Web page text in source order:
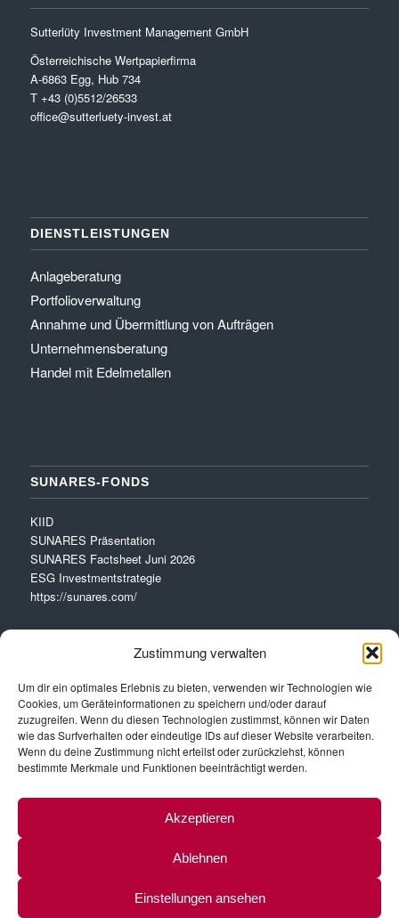
Zustimmung verwalten
Um dir ein optimales Erlebnis zu bieten, verwenden wir Technologien wie
Cookies, um Geräteinformationen zu speichern und/oder darauf
zuzugreifen. Wenn du diesen Technologien zustimmst, können wir Daten
wie das Surfverhalten oder eindeutige IDs auf dieser Website verarbeiten.
Wenn du deine Zustimmung nicht erteilst oder zurückziehst, können
bestimmte Merkmale und Funktionen beeinträchtigt werden.
Akzeptieren
Ablehnen
Einstellungen ansehen
Sutterlüty Investment Management GmbH
Österreichische Wertpapierfirma
A-6863 Egg, Hub 734
T +43 (0)5512/26533
office@sutterluety-invest.at
DIENSTLEISTUNGEN
Anlageberatung
Portfolioverwaltung
Annahme und Übermittlung von Aufträgen
Unternehmensberatung
Handel mit Edelmetallen
SUNARES-FONDS
KIID
SUNARES Präsentation
SUNARES Factsheet Juni 2026
ESG Investmentstrategie
https://sunares.com/
VERBINDE MIT LINKEDIN
Peter Mennel
© 2024 Sutterlüty Investment Management GmbH